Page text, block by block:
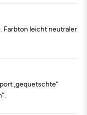
Farbton leicht neutraler
„gequetschte“